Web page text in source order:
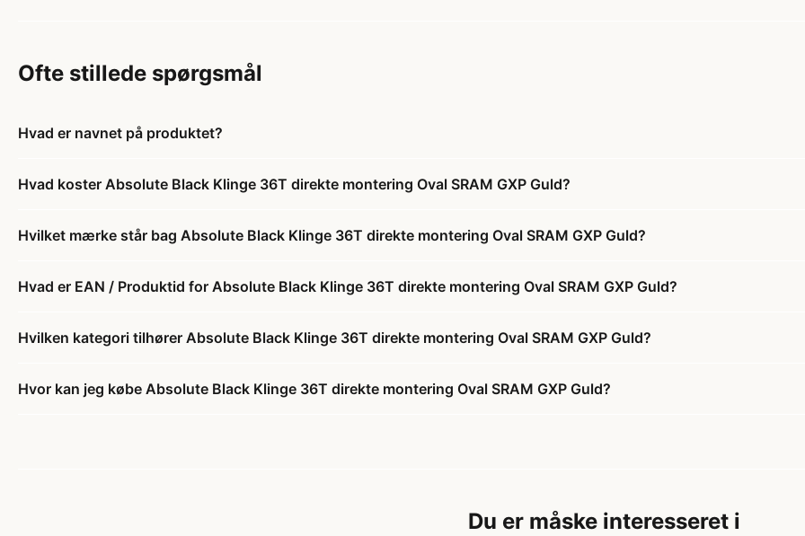
Ofte stillede spørgsmål
Hvad er navnet på produktet?
Hvad koster Absolute Black Klinge 36T direkte montering Oval SRAM GXP Guld?
Hvilket mærke står bag Absolute Black Klinge 36T direkte montering Oval SRAM GXP Guld?
Hvad er EAN / Produktid for Absolute Black Klinge 36T direkte montering Oval SRAM GXP Guld?
Hvilken kategori tilhører Absolute Black Klinge 36T direkte montering Oval SRAM GXP Guld?
Hvor kan jeg købe Absolute Black Klinge 36T direkte montering Oval SRAM GXP Guld?
Du er måske interesseret i